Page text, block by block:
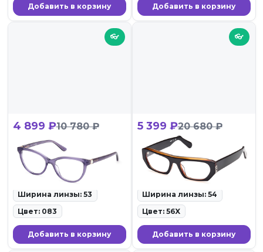
Добавить в корзину Добавить в корзину
👓
4 899 ₽10 780 ₽
Guess GU 50195 083
ID: 118668 • Оправы для
очков • 27.02.26
Ширина линзы: 53
Цвет: 083
Добавить в корзину
👓
5 399 ₽20 680 ₽
GCDS GD 0029 56X
ID: 117946 • Солнцезащитные
очки • 27.02.26
Ширина линзы: 54
Цвет: 56X
Добавить в корзину